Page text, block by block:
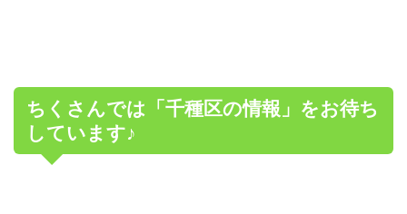
ちくさんでは「千種区の情報」をお待ち
しています♪